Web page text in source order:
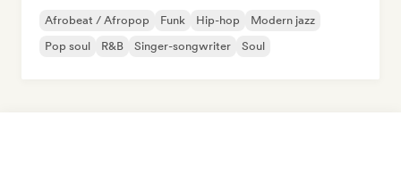
Afrobeat / Afropop Funk Hip-hop
Modern jazz
Pop soul
R&B Singer-songwriter Soul